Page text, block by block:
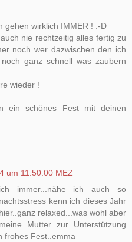
gehen wirklich IMMER ! :-D
nie rechtzeitig alles fertig zu
noch wer dazwischen den ich
ganz schnell was zaubern
wieder !
ein schönes Fest mit deinen
um 11:50:00 MEZ
immer...nähe ich auch so
kenn ich dieses Jahr
relaxed...was wohl aber
Mutter zur Unterstützung
frohes Fest..emma